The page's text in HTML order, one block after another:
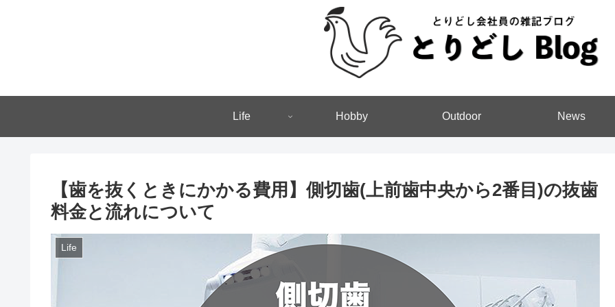
Life Hobby Outdoor News
【歯を抜くときにかかる費用】側切歯(上前歯中央から2番目)の抜歯
料金と流れについて
Life